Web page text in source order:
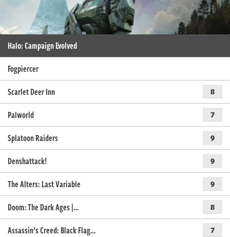
Halo: Campaign Evolved
Fogpiercer
Scarlet Deer Inn
8
Palworld 7
Splatoon Raiders 9
Denshattack! 9
The Alters: Last Variable 9
Doom: The Dark Ages |… 8
Assassin’s Creed: Black Flag… 7